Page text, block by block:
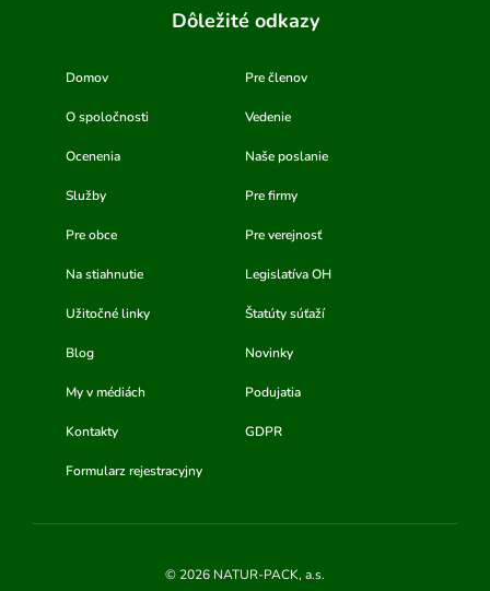
Dôležité odkazy
Domov Pre členov
O spoločnosti Vedenie
Ocenenia Naše poslanie
Služby Pre firmy
Pre obce Pre verejnosť
Na stiahnutie Legislatíva OH
Užitočné linky Štatúty súťaží
Blog Novinky
My v médiách Podujatia
Kontakty GDPR
Formularz rejestracyjny
© 2026 NATUR-PACK, a.s.